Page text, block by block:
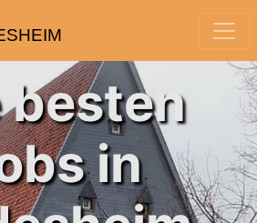
besten
in